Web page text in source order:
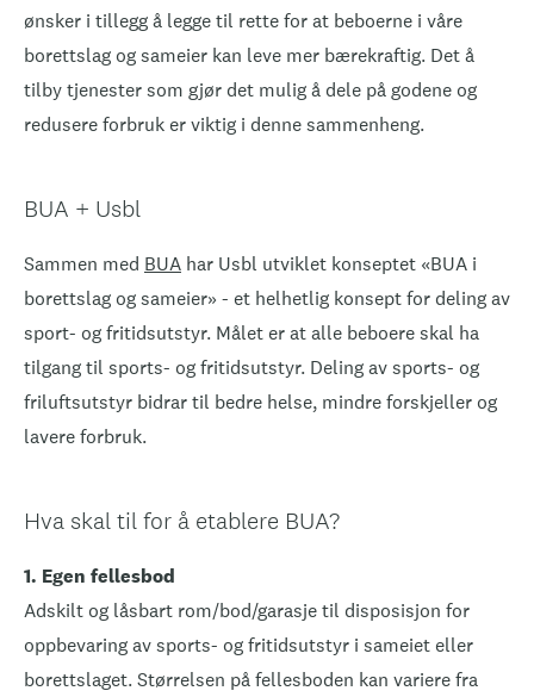
ønsker i tillegg å legge til rette for at beboerne i våre
borettslag og sameier kan leve mer bærekraftig. Det å
tilby tjenester som gjør det mulig å dele på godene og
redusere forbruk er viktig i denne sammenheng.
BUA + Usbl
Sammen med BUA har Usbl utviklet konseptet «BUA i
borettslag og sameier» - et helhetlig konsept for deling av
sport- og fritidsutstyr. Målet er at alle beboere skal ha
tilgang til sports- og fritidsutstyr. Deling av sports- og
friluftsutstyr bidrar til bedre helse, mindre forskjeller og
lavere forbruk.
Hva skal til for å etablere BUA?
1. Egen fellesbod
Adskilt og låsbart rom/bod/garasje til disposisjon for
oppbevaring av sports- og fritidsutstyr i sameiet eller
borettslaget. Størrelsen på fellesboden kan variere fra